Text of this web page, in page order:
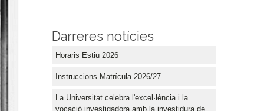
Darreres notícies
Horaris Estiu 2026
Instruccions Matrícula 2026/27
La Universitat celebra l'excel·lència i la
vocació investigadora amb la investidura de